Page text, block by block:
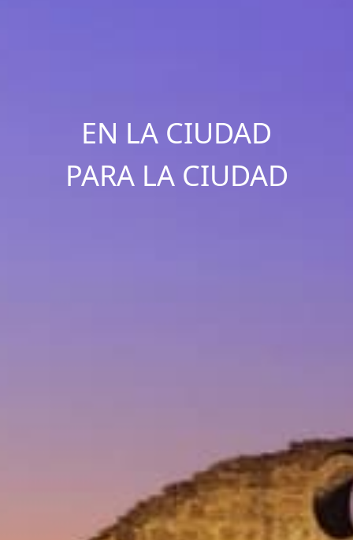
EN LA CIUDAD
PARA LA CIUDAD